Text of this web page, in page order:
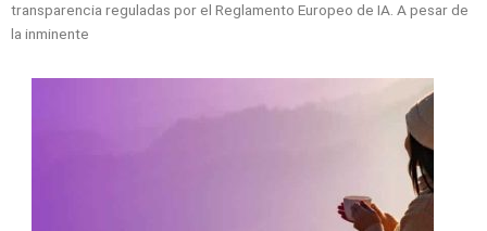
transparencia reguladas por el Reglamento Europeo de IA. A pesar de
la inminente